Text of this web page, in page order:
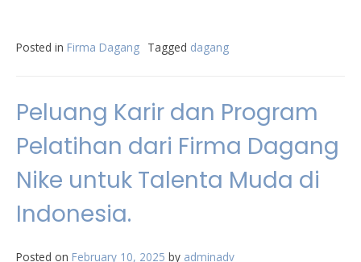
Posted in Firma Dagang Tagged dagang
Peluang Karir dan Program
Pelatihan dari Firma Dagang
Nike untuk Talenta Muda di
Indonesia.
Posted on February 10, 2025 by adminadv